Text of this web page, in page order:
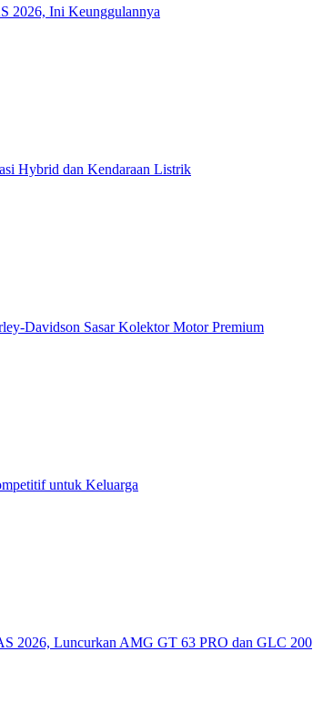
2026, Ini Keunggulannya
Hybrid dan Kendaraan Listrik
Davidson Sasar Kolektor Motor Premium
untuk Keluarga
2026, Luncurkan AMG GT 63 PRO dan GLC 200